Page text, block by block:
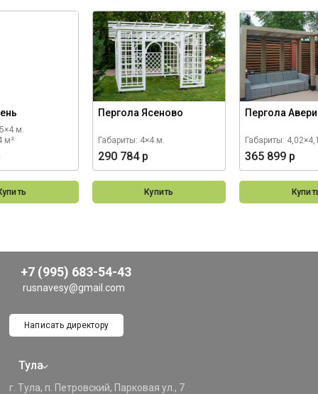
м.
м²
Пергола Ясеново
Габариты: 4×4 м.
290 784 р
Купить
Пергола
Габариты:
365 899 р
+7 (995) 683-54-43
rusnavesy@gmail.com
Написать директору
Тула
г. Тула, п. Петровский, Парковая ул., 7